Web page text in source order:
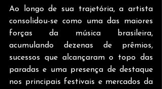
Ao longo de sua trajetória, a artista
consolidou-se como uma das maiores
forças da música brasileira,
acumulando dezenas de prêmios,
sucessos que alcançaram o topo das
paradas e uma presença de destaque
nos principais festivais e mercados da